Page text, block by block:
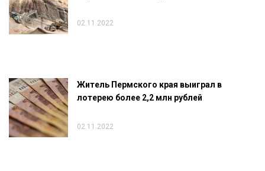
02.11.2022
Житель Пермского края выиграл в
лотерею более 2,2 млн рублей
02.11.2022